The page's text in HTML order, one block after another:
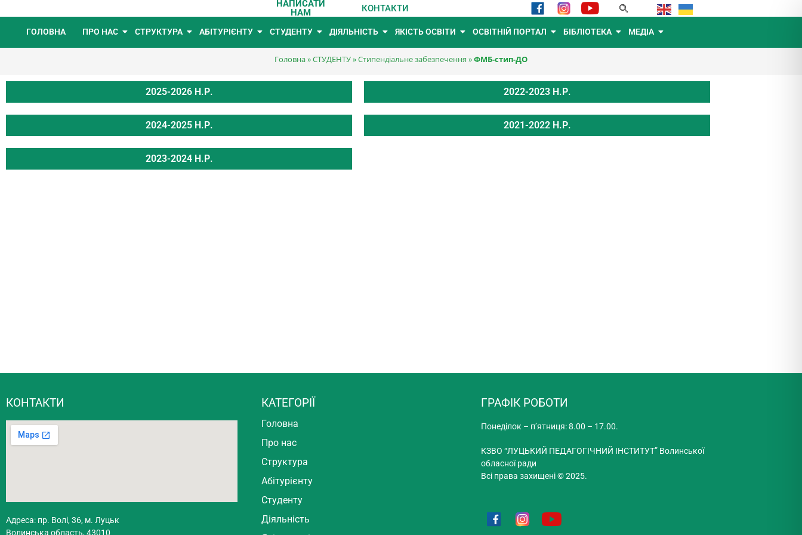
НАПИСАТИ
НАМ
КОНТАКТИ
ГОЛОВНА ПРО НАС СТРУКТУРА АБІТУРІЄНТУ СТУДЕНТУ ДІЯЛЬНІСТЬ ЯКІСТЬ ОСВІТИ ОСВІТНІЙ ПОРТАЛ БІБЛІОТЕКА МЕДІА
Головна»СТУДЕНТУ»Стипендіальне забезпечення »ФМБ-стип-ДО
2025-2026 Н.Р.
2024-2025 Н.Р.
2023-2024 Н.Р.
2022-2023 Н.Р.
2021-2022 Н.Р.
КОНТАКТИ
Адреса: пр. Волі, 36, м. Луцьк
Волинська область, 43010
КАТЕГОРІЇ
Головна
Про нас
Структура
Абітурієнту
Студенту
Діяльність
ГРАФІК РОБОТИ
Понеділок – п’ятниця: 8.00 – 17.00.
КЗВО “ЛУЦЬКИЙ ПЕДАГОГІЧНИЙ ІНСТИТУТ” Волинської
обласної ради
Всі права захищені © 2025.